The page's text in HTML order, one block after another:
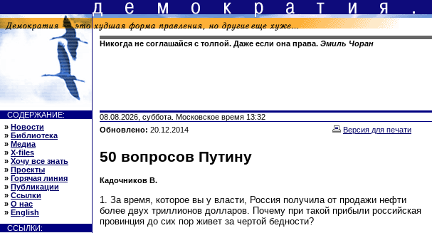
Никогда не соглашайся с толпой. Даже если она права. Эмиль Чоран
СОДЕРЖАНИЕ:
» Новости
» Библиотека
» Медиа
» X-files
» Хочу все знать
» Проекты
» Горячая линия
» Публикации
» Ссылки
» О нас
» English
ССЫЛКИ:
08.08.2026, суббота. Московское время 13:32
Обновлено: 20.12.2014 Версия для печати
50 вопросов Путину
Кадочников В.
1. За время, которое вы у власти, Россия получила от продажи нефти
более двух триллионов долларов. Почему при такой прибыли российская
провинция до сих пор живет за чертой бедности?